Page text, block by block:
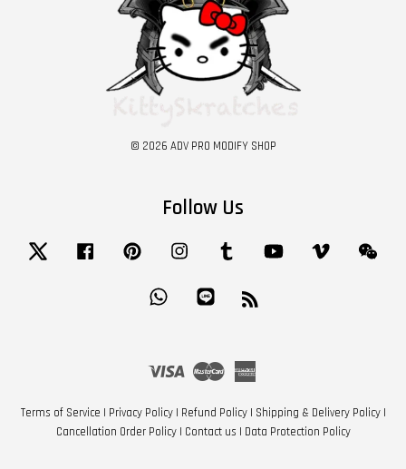
© 2026 ADV PRO MODIFY SHOP
Follow Us
Twitter Facebook Pinterest Instagram Tumblr YouTube Vimeo
Whatsapp
Visa Master
Terms of Service | Privacy Policy| Refund Policy| Shipping & Delivery Policy|
Cancellation Order Policy| Contact us | Data Protection Policy